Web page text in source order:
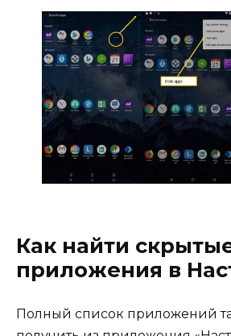
Как найти
приложения в
Полный список приложений